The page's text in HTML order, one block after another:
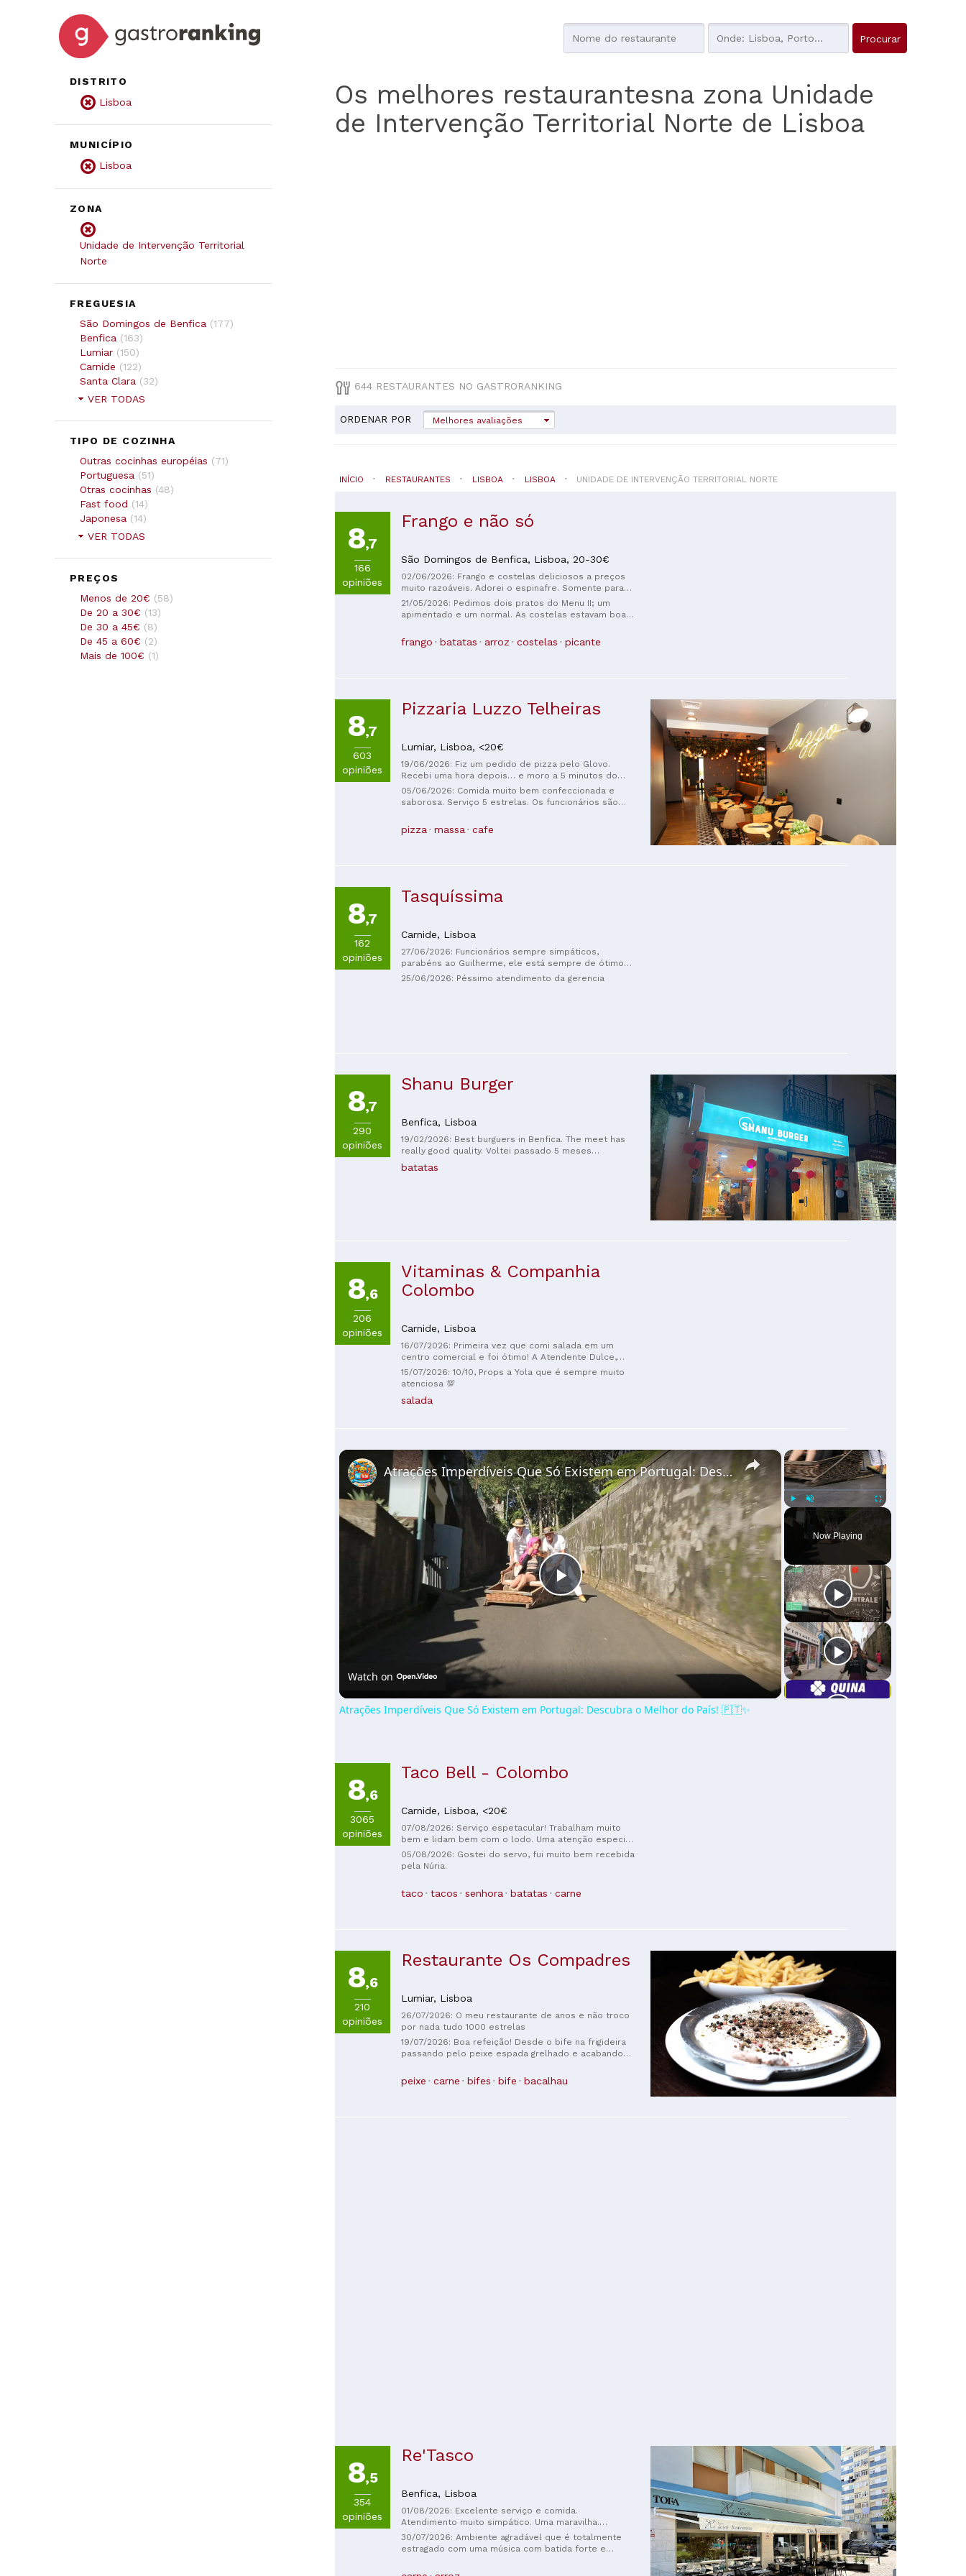
DISTRITO
Lisboa
MUNICÍPIO
Lisboa
ZONA
Unidade de Intervenção Territorial
Norte
FREGUESIA
São Domingos de Benfica (177)
Benfica (163)
Lumiar (150)
Carnide (122)
Santa Clara (32)
VER TODAS
TIPO DE COZINHA
Outras cocinhas européias (71)
Portuguesa (51)
Otras cocinhas (48)
Fast food (14)
Japonesa (14)
VER TODAS
PREÇOS
Menos de 20€ (58)
De 20 a 30€ (13)
De 30 a 45€ (8)
De 45 a 60€ (2)
Mais de 100€ (1)
Os melhores restaurantesna zona Unidade
de Intervenção Territorial Norte de Lisboa
644 RESTAURANTES NO GASTRORANKING
ORDENAR POR Melhores avaliações
INÍCIO RESTAURANTES LISBOA LISBOA UNIDADE DE INTERVENÇÃO TERRITORIAL NORTE
8,7
166
opiniões
Frango e não só
São Domingos de Benfica, Lisboa, 20-30€
02/06/2026: Frango e costelas deliciosos a preços
muito razoáveis. Adorei o espinafre. Somente para
viagem.
21/05/2026: Pedimos dois pratos do Menu II; um
apimentado e um normal. As costelas estavam boas,
estavam excelentes, muito suculentos. Esteja
preparado para uma espera de pelo menos 30
frango batatas arroz costelas picante
8,7
603
opiniões
Pizzaria Luzzo Telheiras
Lumiar, Lisboa, <20€
19/06/2026: Fiz um pedido de pizza pelo Glovo.
Recebi uma hora depois… e moro a 5 minutos do
restaurante. Tinha gosto de papelão com
consistência de borracha, horrível. O Glovo culpa o
Luzzo e o Luzzo culpa o Glovo. Ninguém pediu
dos dois.
05/06/2026: Comida muito bem confeccionada e
saborosa. Serviço 5 estrelas. Os funcionários são
é muito acolhedor e ideal para refeições de grupo
ou mais pessoais. Ambiente relaxado e muito
pizza massa cafe
8,7
162
opiniões
Tasquíssima
Carnide, Lisboa
27/06/2026: Funcionários sempre simpáticos,
parabéns ao Guilherme, ele está sempre de ótimo
humor, e você pode desfrutar de uma noite
25/06/2026: Péssimo atendimento da gerencia
8,7
290
opiniões
Shanu Burger
Benfica, Lisboa
19/02/2026: Best burguers in Benfica. The meet has
really good quality. Voltei passado 5 meses
Incrivelmente bom Hamburger com queijo e tomate
Batatas sao caseiras
batatas
8,6
206
opiniões
Vitaminas & Companhia
Colombo
Carnide, Lisboa
16/07/2026: Primeira vez que comi salada em um
centro comercial e foi ótimo! A Atendente Dulce,
uma querida, foi quem me ajudou a escolher o prato.
Todas as outras super simpáticas!
15/07/2026: 10/10, Props a Yola que é sempre muito
atenciosa 💯
salada
×
Fullscreen
Now Playing
×
Play
Video
Atrações Imperdíveis Que Só Existem em Portugal: Descubra o Melhor do País! 🇵🇹✨
Watch on
Atrações Imperdíveis Que Só Existem em Portugal: Descubra o Melhor do País! 🇵🇹✨
8,6
3065
opiniões
Taco Bell - Colombo
Carnide, Lisboa, <20€
07/08/2026: Serviço espetacular! Trabalham muito
bem e lidam bem com o lodo. Uma atenção especial
à colaboradora Iara, muito querida e atenciosa
05/08/2026: Gostei do servo, fui muito bem recebida
pela Núria.
taco tacos senhora batatas carne
8,6
210
opiniões
Restaurante Os Compadres
Lumiar, Lisboa
26/07/2026: O meu restaurante de anos e não troco
por nada tudo 1000 estrelas
19/07/2026: Boa refeição! Desde o bife na frigideira
passando pelo peixe espada grelhado e acabando
pelo Sr Pedro muito profissional e atencioso.
Recomendo!
peixe carne bifes bife bacalhau
8,5
354
opiniões
Re'Tasco
Benfica, Lisboa
01/08/2026: Excelente serviço e comida.
Atendimento muito simpático. Uma maravilha.
Recomendo.
30/07/2026: Ambiente agradável que é totalmente
estragado com uma música com batida forte e